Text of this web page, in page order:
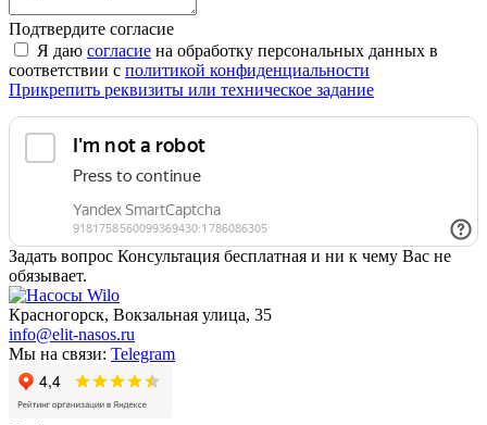
Подтвердите согласие
Я даю согласие на обработку персональных данных в
соответствии с политикой конфиденциальности
Прикрепить реквизиты или техническое задание
Задать вопрос Консультация бесплатная и ни к чему Вас не
обязывает.
Красногорск, Вокзальная улица, 35
info@elit-nasos.ru
Мы на связи: Telegram